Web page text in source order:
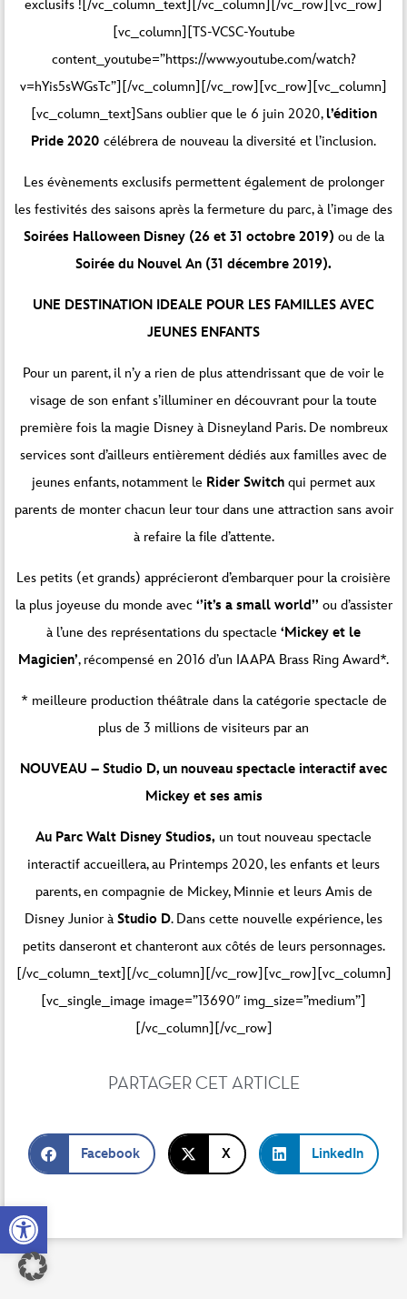
Open toolbar
exclusifs ![/vc_column_text][/vc_column][/vc_row][vc_row]
[vc_column][TS-VCSC-Youtube
content_youtube=”https://www.youtube.com/watch?
v=hYis5sWGsTc”][/vc_column][/vc_row][vc_row][vc_column]
[vc_column_text]Sans oublier que le 6 juin 2020, l’édition
Pride 2020 célébrera de nouveau la diversité et l’inclusion.
Les évènements exclusifs permettent également de prolonger
les festivités des saisons après la fermeture du parc, à l’image des
Soirées Halloween Disney (26 et 31 octobre 2019) ou de la
Soirée du Nouvel An (31 décembre 2019).
UNE DESTINATION IDEALE POUR LES FAMILLES AVEC
JEUNES ENFANTS
Pour un parent, il n’y a rien de plus attendrissant que de voir le
visage de son enfant s’illuminer en découvrant pour la toute
première fois la magie Disney à Disneyland Paris. De nombreux
services sont d’ailleurs entièrement dédiés aux familles avec de
jeunes enfants, notamment le Rider Switch qui permet aux
parents de monter chacun leur tour dans une attraction sans avoir
à refaire la file d’attente.
Les petits (et grands) apprécieront d’embarquer pour la croisière
la plus joyeuse du monde avec ‘’it’s a small world’’ ou d’assister
à l’une des représentations du spectacle ‘Mickey et le
Magicien’, récompensé en 2016 d’un IAAPA Brass Ring Award*.
* meilleure production théâtrale dans la catégorie spectacle de
plus de 3 millions de visiteurs par an
NOUVEAU – Studio D, un nouveau spectacle interactif avec
Mickey et ses amis
Au Parc Walt Disney Studios, un tout nouveau spectacle
interactif accueillera, au Printemps 2020, les enfants et leurs
parents, en compagnie de Mickey, Minnie et leurs Amis de
Disney Junior à Studio D. Dans cette nouvelle expérience, les
petits danseront et chanteront aux côtés de leurs personnages.
[/vc_column_text][/vc_column][/vc_row][vc_row][vc_column]
[vc_single_image image=”13690″ img_size=”medium”]
[/vc_column][/vc_row]
PARTAGER CET ARTICLE
Facebook X LinkedIn